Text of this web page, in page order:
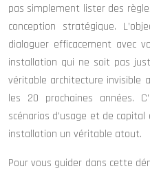
pas simplement lister des
conception stratégique.
dialoguer efficacement avec
installation qui ne soit pas
véritable architecture invisible
les 20 prochaines années.
scénarios d’usage et de
installation un véritable atout.
Pour vous guider dans cette